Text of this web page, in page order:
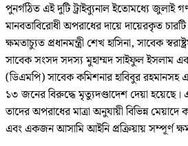
পুনর্গঠিত এই দুটি ট্রাইব্যুনাল ইতোমধ্যে জুলাই
মানবতাবিরোধী অপরাধের দায়ে দায়েরকৃত
ক্ষমতাচ্যুত প্রধানমন্ত্রী শেখ হাসিনা, সাবেক
সাবেক সংসদ সদস্য মুহাম্মদ সাইফুল ইসলাম
(ডিএমপি) সাবেক কমিশনার হাবিবুর রহমানসহ
১৩ জনের বিরুদ্ধে মৃত্যুদণ্ডাদেশ দেয়া
তাদের অপরাধের মাত্রা অনুযায়ী বিভিন্ন
এবং একজন আসামি আইনি প্রক্রিয়ায় সম্পূর্ণ